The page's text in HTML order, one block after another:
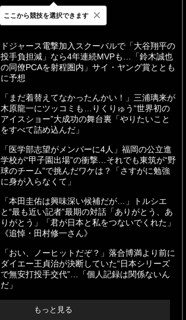
最新 24時間 週間
ドジャース電撃加入スクーバルで「大谷翔平の
投手負担減」なら4年連続MVPも…「鈴木誠也
の同僚PCAを射程圏内」サイ・ヤング賞ととも
に予想
「まだ着替えてなかったんかい！」三浦璃来が
木原龍一にツッコミも…りくりゅう“世界初の
アイスショー”大成功の舞台裏「やりたいこと
をすべて詰め込んだ」
「医学部志望がメンバーに4人」福岡の公立進
学校が“甲子園出場”の衝撃…それでも東筑が“野
球のチーム”で挑んだワケは？「さすがに勉強
に身が入らなくて」
「本田圭佑は興味深い候補だが…」トルシエ
と“最も近い記者”最期の対話「ありがとう、あ
りがとう」「君が日本と私をつないでくれた」
《追悼・田村修一さん》
「おい、ノーヒットだぞ？」落合博満より前に
ダイエー王貞治が決断していた“日本シリーズ
で無安打投手交代”…「個人記録は関係ないん
だ」
もっと見る
ここから競技を選択できます ×